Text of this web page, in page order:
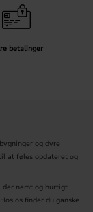
betalinger
og dyre
at føles opdateret og
der nemt og hurtigt
os finder du ganske